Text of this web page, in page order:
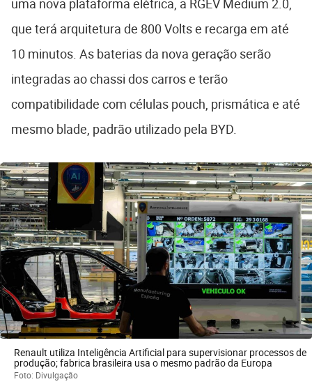
que terá arquitetura de 800 Volts e recarga em até
10 minutos. As baterias da nova geração serão
integradas ao chassi dos carros e terão
compatibilidade com células pouch, prismática e até
mesmo blade, padrão utilizado pela BYD.
Renault utiliza Inteligência Artificial para supervisionar processos de
produção; fabrica brasileira usa o mesmo padrão da Europa
Foto: Divulgação